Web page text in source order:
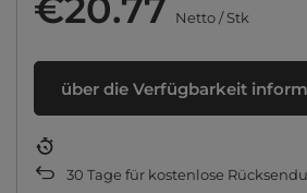
€20.77 Netto/Stk
über die Verfügbarkeit
30 Tage für kostenlose